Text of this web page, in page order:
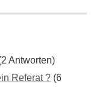
Antworten)
Referat ? (6